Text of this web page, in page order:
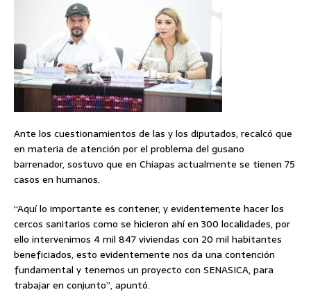
Ante los cuestionamientos de las y los diputados, recalcó que
en materia de atención por el problema del gusano
barrenador, sostuvo que en Chiapas actualmente se tienen 75
casos en humanos.
“Aquí lo importante es contener, y evidentemente hacer los
cercos sanitarios como se hicieron ahí en 300 localidades, por
ello intervenimos 4 mil 847 viviendas con 20 mil habitantes
beneficiados, esto evidentemente nos da una contención
fundamental y tenemos un proyecto con SENASICA, para
trabajar en conjunto”, apuntó.